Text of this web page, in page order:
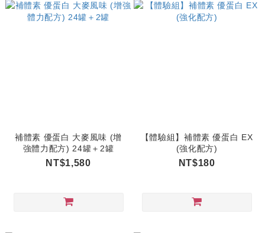
補體素 優蛋白 大麥風味 (增
強體力配方) 24罐＋2罐
NT$1,580
【體驗組】補體素 優蛋白 EX
(強化配方)
NT$180